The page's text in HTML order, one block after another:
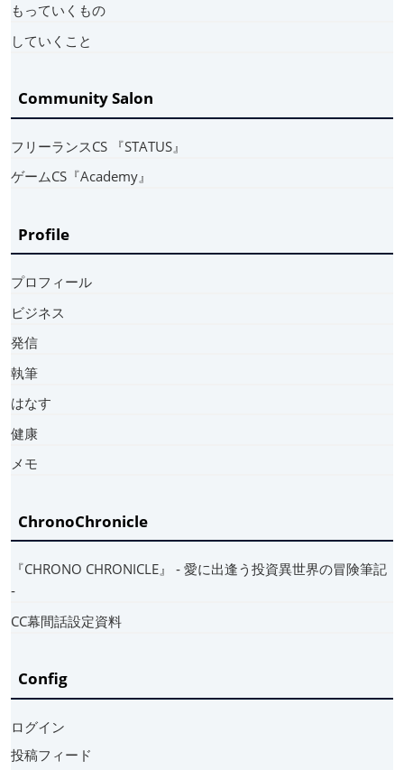
もっていくもの
していくこと
Community Salon
フリーランスCS 『STATUS』
ゲームCS『Academy』
Profile
プロフィール
ビジネス
発信
執筆
はなす
健康
メモ
ChronoChronicle
『CHRONO CHRONICLE』 ‐ 愛に出逢う投資異世界の冒険筆記
‐
CC幕間話設定資料
Config
ログイン
投稿フィード